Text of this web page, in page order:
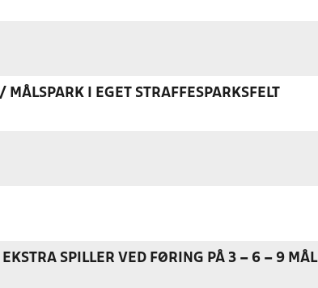
MÅLSPARK I EGET STRAFFESPARKSFELT
EKSTRA SPILLER VED FØRING PÅ 3 – 6 – 9 MÅL